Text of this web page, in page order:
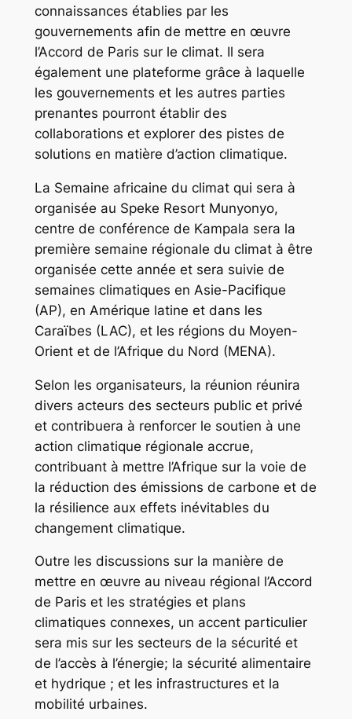
connaissances établies par les
gouvernements afin de mettre en œuvre
l’Accord de Paris sur le climat. Il sera
également une plateforme grâce à laquelle
les gouvernements et les autres parties
prenantes pourront établir des
collaborations et explorer des pistes de
solutions en matière d’action climatique.
La Semaine africaine du climat qui sera à
organisée au Speke Resort Munyonyo,
centre de conférence de Kampala sera la
première semaine régionale du climat à être
organisée cette année et sera suivie de
semaines climatiques en Asie-Pacifique
(AP), en Amérique latine et dans les
Caraïbes (LAC), et les régions du Moyen-
Orient et de l’Afrique du Nord (MENA).
Selon les organisateurs, la réunion réunira
divers acteurs des secteurs public et privé
et contribuera à renforcer le soutien à une
action climatique régionale accrue,
contribuant à mettre l’Afrique sur la voie de
la réduction des émissions de carbone et de
la résilience aux effets inévitables du
changement climatique.
Outre les discussions sur la manière de
mettre en œuvre au niveau régional l’Accord
de Paris et les stratégies et plans
climatiques connexes, un accent particulier
sera mis sur les secteurs de la sécurité et
de l’accès à l’énergie; la sécurité alimentaire
et hydrique ; et les infrastructures et la
mobilité urbaines.